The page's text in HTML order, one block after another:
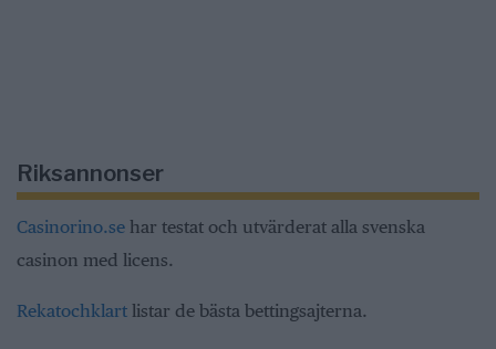
Riksannonser
Casinorino.se har testat och utvärderat alla svenska
casinon med licens.
Rekatochklart listar de bästa bettingsajterna.